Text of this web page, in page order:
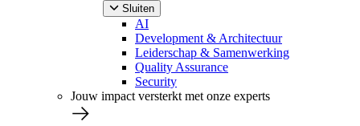
Sluiten
AI
Development & Architectuur
Leiderschap & Samenwerking
Quality Assurance
Security
Jouw impact versterkt met onze experts